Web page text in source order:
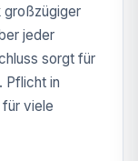
großzügiger
jeder
sorgt für
Pflicht in
viele